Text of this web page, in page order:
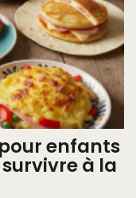
enfants
à la